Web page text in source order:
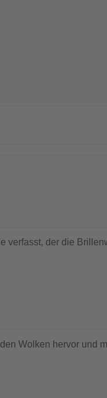
verfasst, der die
Wolken hervor und